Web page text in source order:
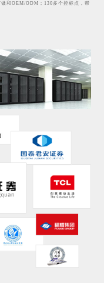
和OEM/ODM；130多个控标点，帮